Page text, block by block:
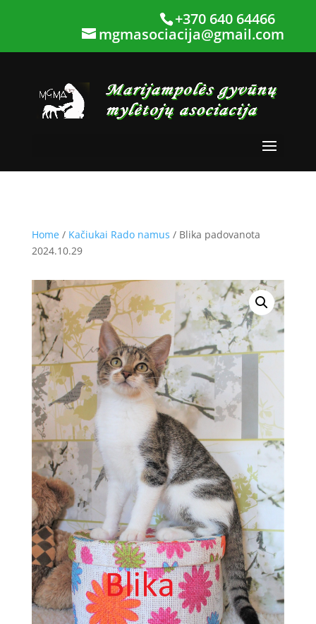
+370 640 64466
mgmasociacija@gmail.com
Home/ Kačiukai Rado namus / Blika padovanota
2024.10.29